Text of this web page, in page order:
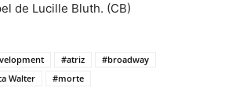
de Lucille Bluth. (CB)
#atriz
#broadway
Walter #morte